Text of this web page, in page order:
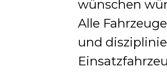
wünschen
Alle
und